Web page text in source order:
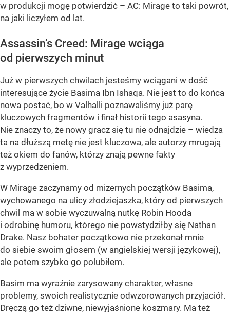
w produkcji mogę potwierdzić – AC: Mirage to taki powrót,
na jaki liczyłem od lat.
Assassin’s Creed: Mirage wciąga
od pierwszych minut
Już w pierwszych chwilach jesteśmy wciągani w dość
interesujące życie Basima Ibn Ishaqa. Nie jest to do końca
nowa postać, bo w Valhalli poznawaliśmy już parę
kluczowych fragmentów i finał historii tego asasyna.
Nie znaczy to, że nowy gracz się tu nie odnajdzie – wiedza
ta na dłuższą metę nie jest kluczowa, ale autorzy mrugają
też okiem do fanów, którzy znają pewne fakty
z wyprzedzeniem.
W Mirage zaczynamy od mizernych początków Basima,
wychowanego na ulicy złodziejaszka, który od pierwszych
chwil ma w sobie wyczuwalną nutkę Robin Hooda
i odrobinę humoru, którego nie powstydziłby się Nathan
Drake. Nasz bohater początkowo nie przekonał mnie
do siebie swoim głosem (w angielskiej wersji językowej),
ale potem szybko go polubiłem.
Basim ma wyraźnie zarysowany charakter, własne
problemy, swoich realistycznie odwzorowanych przyjaciół.
Dręczą go też dziwne, niewyjaśnione koszmary. Ma też